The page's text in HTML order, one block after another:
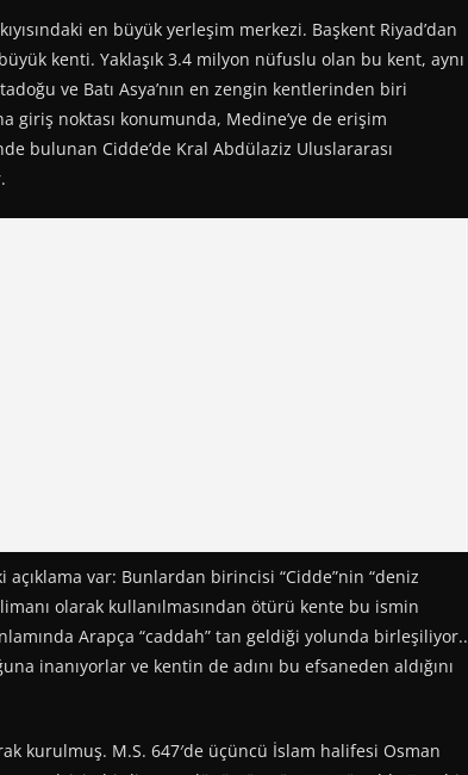
en büyük yerleşim merkezi. Başkent Riyad’dan
kenti. Yaklaşık 3.4 milyon nüfuslu olan bu kent, aynı
ve Batı Asya’nın en zengin kentlerinden biri
giriş noktası konumunda, Medine’ye de erişim
bulunan Cidde’de Kral Abdülaziz Uluslararası
var: Bunlardan birincisi “Cidde”nin “deniz
limanı olarak kullanılmasından ötürü kente bu ismin
Arapça “caddah” tan geldiği yolunda birleşiliyor..
inanıyorlar ve kentin de adını bu efsaneden aldığını
kurulmuş. M.S. 647′de üçüncü İslam halifesi Osman